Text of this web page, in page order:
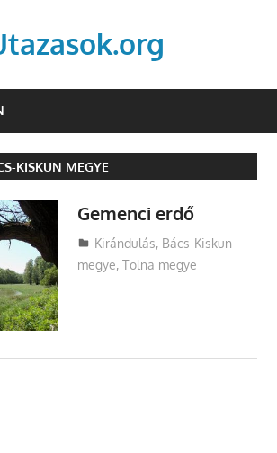
KISKUN MEGYE
Gemenci erdő
Utazasok.org
Kirándulás, Bács-Kiskun
megye,Tolna megye